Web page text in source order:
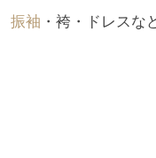
振袖 ・袴・ドレスな